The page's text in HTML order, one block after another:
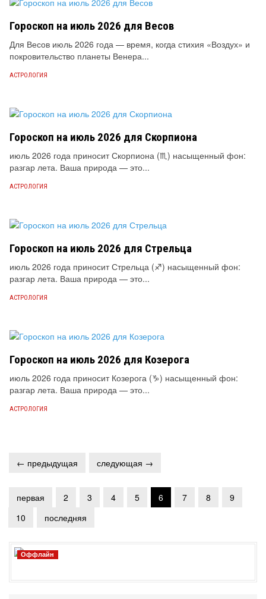
Гороскоп на июль 2026 для Весов
Для Весов июль 2026 года — время, когда стихия «Воздух» и
покровительство планеты Венера...
АСТРОЛОГИЯ
Гороскоп на июль 2026 для Скорпиона
июль 2026 года приносит Скорпиона (♏) насыщенный фон:
разгар лета. Ваша природа — это...
АСТРОЛОГИЯ
Гороскоп на июль 2026 для Стрельца
июль 2026 года приносит Стрельца (♐) насыщенный фон:
разгар лета. Ваша природа — это...
АСТРОЛОГИЯ
Гороскоп на июль 2026 для Козерога
июль 2026 года приносит Козерога (♑) насыщенный фон:
разгар лета. Ваша природа — это...
АСТРОЛОГИЯ
← предыдущая следующая →
первая 2 3 4 5 6 7 8
9
10
последняя
Оффлайн